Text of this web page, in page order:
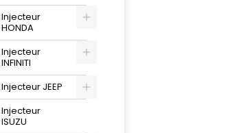
Injecteur
HONDA
Injecteur
INFINITI
Injecteur JEEP
Injecteur
ISUZU